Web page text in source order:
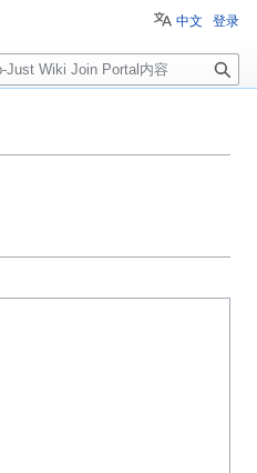
中文 登录